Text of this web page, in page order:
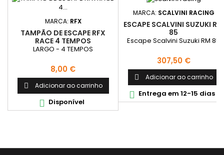
MARCA: RFX
TAMPÃO DE ESCAPE RFX
RACE 4 TEMPOS
LARGO - 4 TEMPOS
Preço
8,00 €
 Adicionar ao carrinho
 Disponível
MARCA: SCALVINI RACING
ESCAPE SCALVINI SUZUKI RM
85
Escape Scalvini Suzuki RM 85
Preço
307,50 €
 Adicionar ao carrinho
 Entrega em 12-15 dias